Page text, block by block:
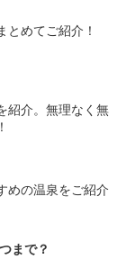
とめてご紹介！
紹介。無理なく無
めの温泉をご紹介
まで？